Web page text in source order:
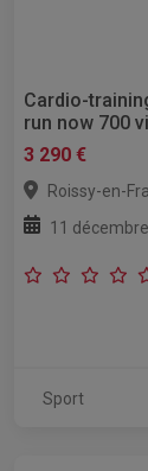
Cardio-
run now 700
3 290 €
Roissy-en-
11
Sport